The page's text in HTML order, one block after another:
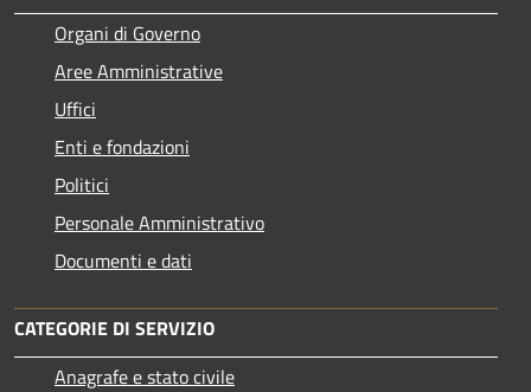
Organi di Governo
Aree Amministrative
Uffici
Enti e fondazioni
Politici
Personale Amministrativo
Documenti e dati
CATEGORIE DI SERVIZIO
Anagrafe e stato civile